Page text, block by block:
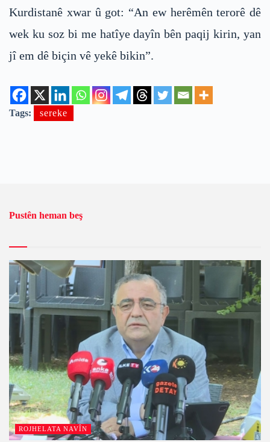
Kurdistanê xwar û got: “An ew herêmên terorê dê
wek ku soz bi me hatîye dayîn bên paqij kirin, yan
jî em dê biçin vê yekê bikin”.
Tags: sereke
Pustên heman beş
ROJHELATA NAVÎN